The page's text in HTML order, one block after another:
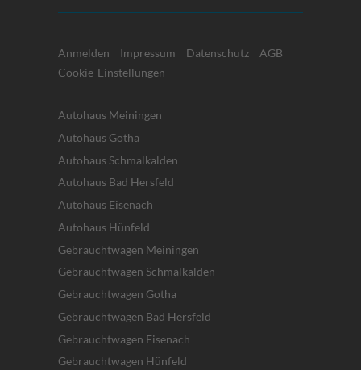
Anmelden Impressum Datenschutz
AGB
Cookie-Einstellungen
Autohaus Meiningen
Autohaus Gotha
Autohaus Schmalkalden
Autohaus Bad Hersfeld
Autohaus Eisenach
Autohaus Hünfeld
Gebrauchtwagen Meiningen
Gebrauchtwagen Schmalkalden
Gebrauchtwagen Gotha
Gebrauchtwagen Bad Hersfeld
Gebrauchtwagen Eisenach
Gebrauchtwagen Hünfeld